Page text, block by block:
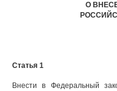
О
Статья 1
Внести в Федеральный